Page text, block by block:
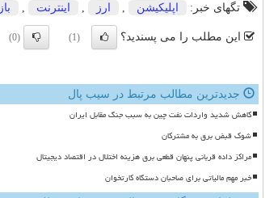
تگهای خبر:
اپلیكیشن ارز اینترنت
این مطلب را می پسندید؟ (1)
(0)
جدیدترین مطالب مرتبط در سیب پال
کاهش شدید واردات نفت چین به سبب جنگ مقابل ایران
شوک قبض برق به مشترکان
مراکز داده قربانی پنهان قطعی برق هزینه اختلال در اقتصاد دیجیتال
خبر مهم مالیاتی برای صاحبان دستگاه کارتخوان